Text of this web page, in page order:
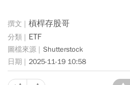
槓桿存股哥
ETF
Shutterstock
2025-11-19 10:58